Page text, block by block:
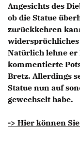
Angesichts des
ob die Statue
zurückkehren
Natürlich lehne er
kommentierte
Bretz. Allerdings
Statue nun auf
gewechselt habe.
-> Hier können